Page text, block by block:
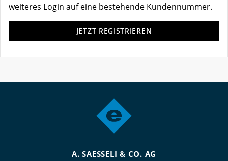
weiteres Login auf eine bestehende Kundennummer.
JETZT REGISTRIEREN
A. SAESSELI & CO. AG